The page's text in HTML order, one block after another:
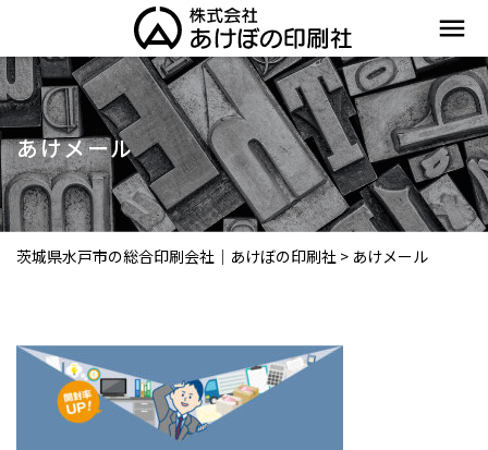
menu
あけメール
茨城県水戸市の総合印刷会社｜あけぼの印刷社 > あけメール